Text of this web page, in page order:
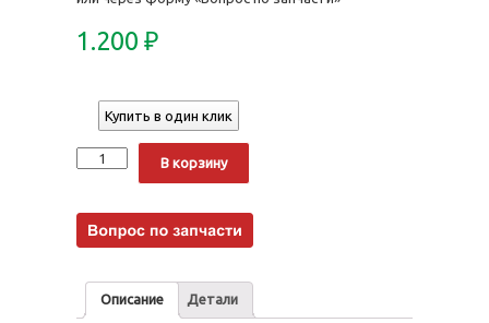
1.200 ₽
Купить в один клик
Количество
В корзину
Описание Детали